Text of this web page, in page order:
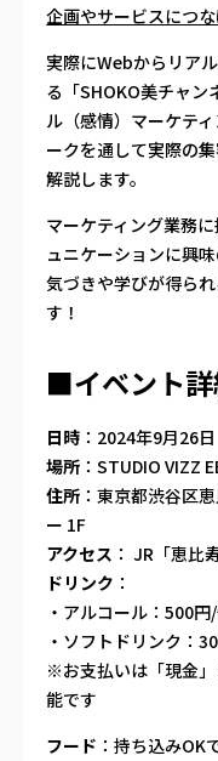
企画やサービスにつ
実際にWebからリア
る「SHOKO美チャン
ル（感情）マーケテ
ークを通して実際の
解説します。
マーケティング業務
ュニケーションに興
気づきや学びが得ら
す！
■イベント
日時 ：2024年9月26
場所 ：STUDIO VIZZ
住所 ：東京都渋谷区
ー 1F
アクセス ： JR「恵比
ドリンク ：
・アルコール：500円
・ソフトドリンク：
※お支払いは「現金
能です
フード ：持ち込みOK